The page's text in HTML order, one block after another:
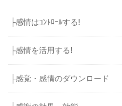
├感情はｺﾝﾄﾛｰﾙする!
├感情を活用する!
├感覚・感情のダウンロード